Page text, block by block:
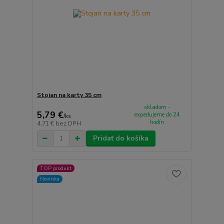
Stojan na karty 35 cm
5,79 €/ks
4,71 € bez DPH
skladom -
expedujeme do 24
hodín
Pridať do košíka
TOP produkt
Novinka